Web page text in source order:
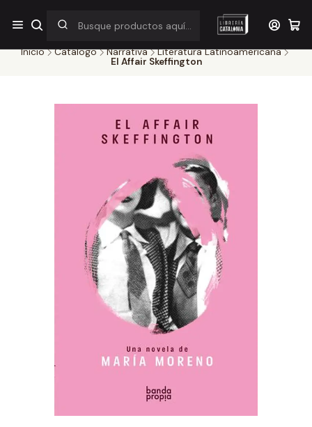
¡Por pocos días! Despacho a $1.000 en RM por compras sobre
$38.000
Inicio Catálogo Narrativa
Literatura Latinoamericana
El Affair Skeffington